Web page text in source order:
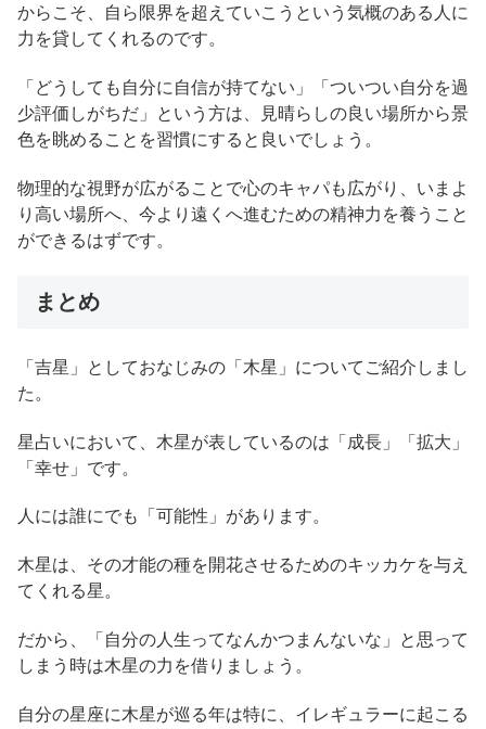
からこそ、自ら限界を超えていこうという気概のある人に
力を貸してくれるのです。
「どうしても自分に自信が持てない」「ついつい自分を過
少評価しがちだ」という方は、見晴らしの良い場所から景
色を眺めることを習慣にすると良いでしょう。
物理的な視野が広がることで心のキャパも広がり、いまよ
り高い場所へ、今より遠くへ進むための精神力を養うこと
ができるはずです。
まとめ
「吉星」としておなじみの「木星」についてご紹介しまし
た。
星占いにおいて、木星が表しているのは「成長」「拡大」
「幸せ」です。
人には誰にでも「可能性」があります。
木星は、その才能の種を開花させるためのキッカケを与え
てくれる星。
だから、「自分の人生ってなんかつまんないな」と思って
しまう時は木星の力を借りましょう。
自分の星座に木星が巡る年は特に、イレギュラーに起こる